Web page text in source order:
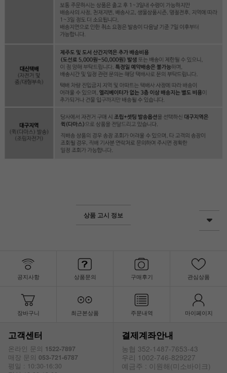
상품 고시 정보
공지사항 상품문의 구매후기 관심상품
장바구니 최근본상품 주문내역 마이페이지
고객센터
온라인 문의 1522-7897
매장 문의 053-721-6787
평일 : 10:30-16:30
결제계좌안내
농협 352-1487-7653-43
우리 1002-746-829227
예금주 : 이원해(미소바이크)